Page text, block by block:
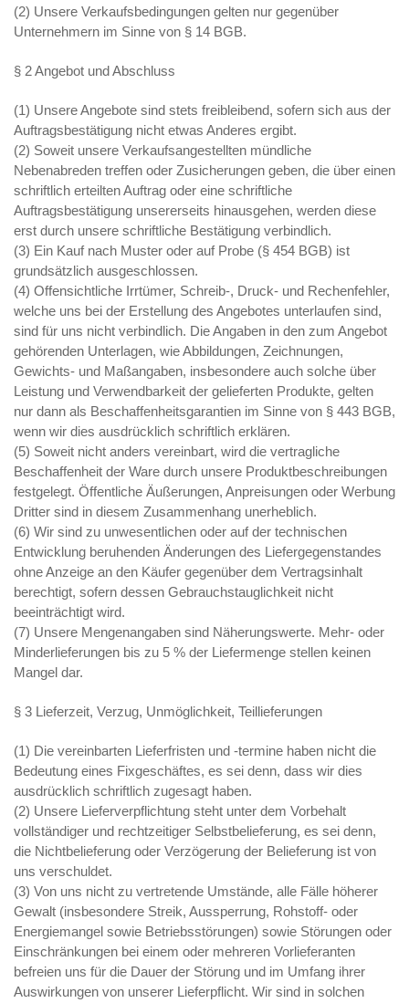
(2) Unsere Verkaufsbedingungen gelten nur gegenüber
Unternehmern im Sinne von § 14 BGB.
§ 2 Angebot und Abschluss
(1) Unsere Angebote sind stets freibleibend, sofern sich aus der
Auftragsbestätigung nicht etwas Anderes ergibt.
(2) Soweit unsere Verkaufsangestellten mündliche
Nebenabreden treffen oder Zusicherungen geben, die über einen
schriftlich erteilten Auftrag oder eine schriftliche
Auftragsbestätigung unsererseits hinausgehen, werden diese
erst durch unsere schriftliche Bestätigung verbindlich.
(3) Ein Kauf nach Muster oder auf Probe (§ 454 BGB) ist
grundsätzlich ausgeschlossen.
(4) Offensichtliche Irrtümer, Schreib-, Druck- und Rechenfehler,
welche uns bei der Erstellung des Angebotes unterlaufen sind,
sind für uns nicht verbindlich. Die Angaben in den zum Angebot
gehörenden Unterlagen, wie Abbildungen, Zeichnungen,
Gewichts- und Maßangaben, insbesondere auch solche über
Leistung und Verwendbarkeit der gelieferten Produkte, gelten
nur dann als Beschaffenheitsgarantien im Sinne von § 443 BGB,
wenn wir dies ausdrücklich schriftlich erklären.
(5) Soweit nicht anders vereinbart, wird die vertragliche
Beschaffenheit der Ware durch unsere Produktbeschreibungen
festgelegt. Öffentliche Äußerungen, Anpreisungen oder Werbung
Dritter sind in diesem Zusammenhang unerheblich.
(6) Wir sind zu unwesentlichen oder auf der technischen
Entwicklung beruhenden Änderungen des Liefergegenstandes
ohne Anzeige an den Käufer gegenüber dem Vertragsinhalt
berechtigt, sofern dessen Gebrauchstauglichkeit nicht
beeinträchtigt wird.
(7) Unsere Mengenangaben sind Näherungswerte. Mehr- oder
Minderlieferungen bis zu 5 % der Liefermenge stellen keinen
Mangel dar.
§ 3 Lieferzeit, Verzug, Unmöglichkeit, Teillieferungen
(1) Die vereinbarten Lieferfristen und -termine haben nicht die
Bedeutung eines Fixgeschäftes, es sei denn, dass wir dies
ausdrücklich schriftlich zugesagt haben.
(2) Unsere Lieferverpflichtung steht unter dem Vorbehalt
vollständiger und rechtzeitiger Selbstbelieferung, es sei denn,
die Nichtbelieferung oder Verzögerung der Belieferung ist von
uns verschuldet.
(3) Von uns nicht zu vertretende Umstände, alle Fälle höherer
Gewalt (insbesondere Streik, Aussperrung, Rohstoff- oder
Energiemangel sowie Betriebsstörungen) sowie Störungen oder
Einschränkungen bei einem oder mehreren Vorlieferanten
befreien uns für die Dauer der Störung und im Umfang ihrer
Auswirkungen von unserer Lieferpflicht. Wir sind in solchen